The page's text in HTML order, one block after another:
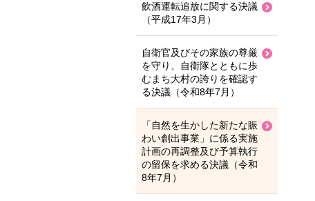
飲酒運転追放に関する決議
（平成17年3月）
自衛官及びその家族の尊厳
を守り、自衛隊とともに歩
むまち大村の誇りを確認す
る決議（令和8年7月）
「自然を生かした新たな賑
わい創出事業」に係る実施
計画の再調整及び予算執行
の留保を求める決議（令和
8年7月）